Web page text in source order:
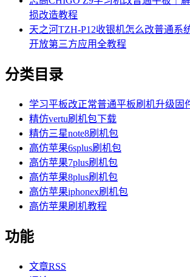
损改造教程
天之河TZH-P12收银机怎么改普通系
开放第三方应用全教程
分类目录
学习平板改正常普通平板刷机升级固
精仿vertu刷机包下载
精仿三星note8刷机包
高仿苹果6splus刷机包
高仿苹果7plus刷机包
高仿苹果8plus刷机包
高仿苹果iphonex刷机包
高仿苹果刷机教程
功能
文章RSS